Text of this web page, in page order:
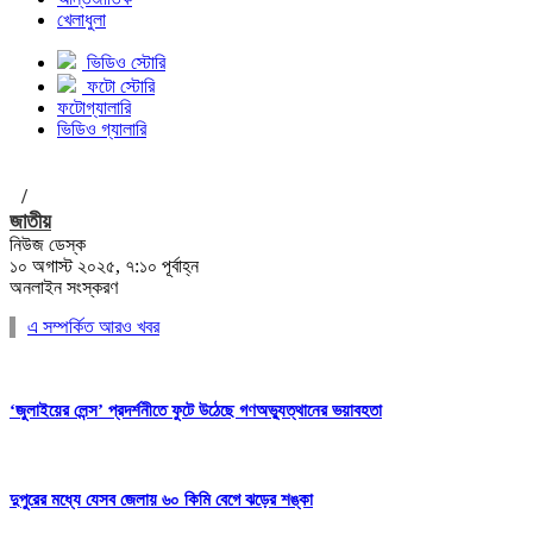
খেলাধুলা
ভিডিও স্টোরি
ফটো স্টোরি
ফটোগ্যালারি
ভিডিও গ্যালারি
/
জাতীয়
নিউজ ডেস্ক
১০ অগাস্ট ২০২৫, ৭:১০ পূর্বাহ্ন
অনলাইন সংস্করণ
এ সম্পর্কিত আরও খবর
‘জুলাইয়ের লেন্স’ প্রদর্শনীতে ফুটে উঠেছে গণঅভ্যুত্থানের ভয়াবহতা
দুপুরের মধ্যে যেসব জেলায় ৬০ কিমি বেগে ঝড়ের শঙ্কা